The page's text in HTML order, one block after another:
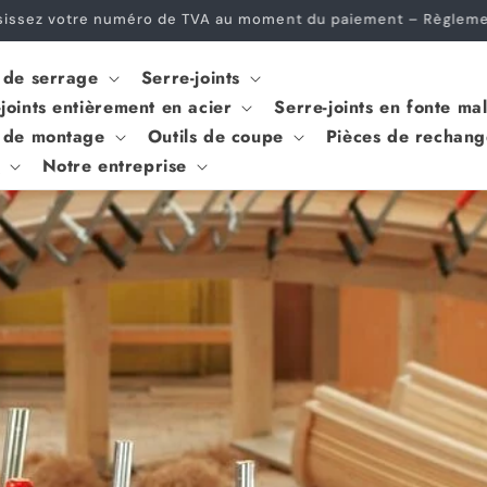
– einfach bestellen, keine Gewerbeanmeldung
serrage
Serre-joints
entièrement en acier
Serre-joints en fonte
montage
Outils de coupe
Pièces de
Notre entreprise